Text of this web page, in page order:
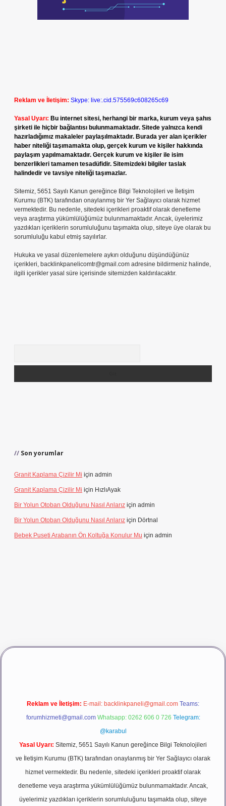
Reklam ve İletişim: Skype: live:.cid.575569c608265c69
Yasal Uyarı: Bu internet sitesi, herhangi bir marka, kurum veya şahıs
şirketi ile hiçbir bağlantısı bulunmamaktadır. Sitede yalnızca kendi
hazırladığımız makaleler paylaşılmaktadır. Burada yer alan içerikler
haber niteliği taşımamakta olup, gerçek kurum ve kişiler hakkında
paylaşım yapılmamaktadır. Gerçek kurum ve kişiler ile isim
benzerlikleri tamamen tesadüfidir. Sitemizdeki bilgiler taslak
halindedir ve tavsiye niteliği taşımazlar.
Sitemiz, 5651 Sayılı Kanun gereğince Bilgi Teknolojileri ve İletişim
Kurumu (BTK) tarafından onaylanmış bir Yer Sağlayıcı olarak hizmet
vermektedir. Bu nedenle, sitedeki içerikleri proaktif olarak denetleme
veya araştırma yükümlülüğümüz bulunmamaktadır. Ancak, üyelerimiz
yazdıkları içeriklerin sorumluluğunu taşımakta olup, siteye üye olarak bu
sorumluluğu kabul etmiş sayılırlar.
Hukuka ve yasal düzenlemelere aykırı olduğunu düşündüğünüz
içerikleri, backlinkpanelicomtr@gmail.com adresine bildirmeniz halinde,
ilgili içerikler yasal süre içerisinde sitemizden kaldırılacaktır.
Son yorumlar
Granit Kaplama Çizilir Mi için admin
Granit Kaplama Çizilir Mi için HızlıAyak
Bir Yolun Otoban Olduğunu Nasıl Anlarız için admin
Bir Yolun Otoban Olduğunu Nasıl Anlarız için Dörtnal
Bebek Puseti Arabanın Ön Koltuğa Konulur Mu için admin
vdcasino girişbetexper
Reklam ve İletişim: E-mail: backlinkpaneli@gmail.com Teams:
forumhizmeti@gmail.com Whatsapp: 0262 606 0 726 Telegram:
@karabul
Yasal Uyarı: Sitemiz, 5651 Sayılı Kanun gereğince Bilgi Teknolojileri
ve İletişim Kurumu (BTK) tarafından onaylanmış bir Yer Sağlayıcı olarak
hizmet vermektedir. Bu nedenle, sitedeki içerikleri proaktif olarak
denetleme veya araştırma yükümlülüğümüz bulunmamaktadır. Ancak,
üyelerimiz yazdıkları içeriklerin sorumluluğunu taşımakta olup, siteye